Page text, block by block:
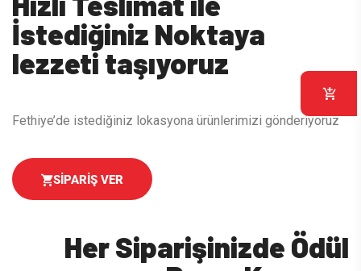
İstediğiniz Noktaya
lezzeti taşıyoruz
Fethiye’de istediğiniz lokasyona ürünlerimizi gönderiyoruz
SIPARIŞ VER
Her Siparişinizde Ödül